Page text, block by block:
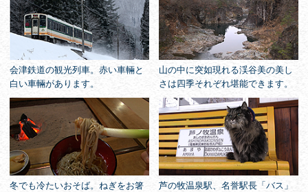
会津鉄道の観光列車。赤い車輛と
白い車輛があります。
山の中に突如現れる渓谷美の美し
さは四季それぞれ堪能できます。
冬でも冷たいおそば。ねぎをお箸
芦の牧温泉駅、名誉駅長「バス」